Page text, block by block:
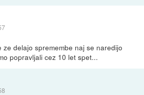
ze delajo spremembe naj se naredijo
popravljali cez 10 let spet...